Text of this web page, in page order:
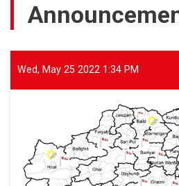
Flood-
Affected
of
Parwan
Wed, May 25 2022 1:34 PM